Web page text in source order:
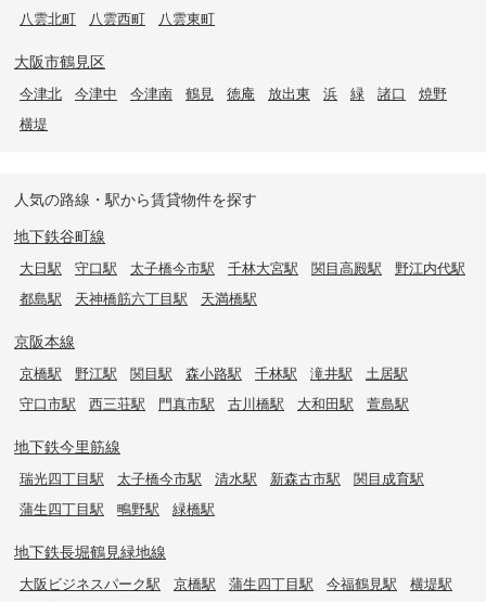
八雲北町
八雲西町 八雲東町
大阪市鶴見区
今津北 今津中 今津南 鶴見 徳庵 放出東 浜 緑 諸口
焼野
横堤
人気の路線・駅から賃貸物件を探す
地下鉄谷町線
大日駅 守口駅 太子橋今市駅 千林大宮駅 関目高殿駅
野江内代駅
都島駅
天神橋筋六丁目駅 天満橋駅
京阪本線
京橋駅 野江駅 関目駅 森小路駅 千林駅 滝井駅
土居駅
守口市駅
西三荘駅 門真市駅 古川橋駅 大和田駅 萱島駅
地下鉄今里筋線
瑞光四丁目駅 太子橋今市駅 清水駅 新森古市駅
関目成育駅
蒲生四丁目駅
鴫野駅 緑橋駅
地下鉄長堀鶴見緑地線
大阪ビジネスパーク駅 京橋駅 蒲生四丁目駅 今福鶴見駅
横堤駅